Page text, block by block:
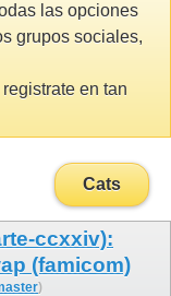
las opciones
grupos sociales,
en tan
Cats
ccxxiv):
(famicom)
)